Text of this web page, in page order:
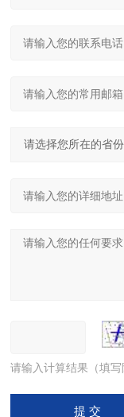
请输入计算结果（填